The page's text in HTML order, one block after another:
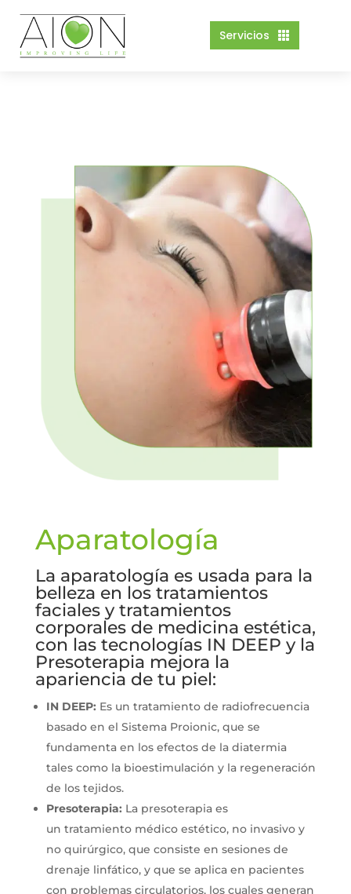

Servicios
Aparatología
La aparatología es usada para la
belleza en los tratamientos
faciales y tratamientos
corporales de medicina estética,
con las tecnologías IN DEEP y la
Presoterapia mejora la
apariencia de tu piel:
IN DEEP: Es un tratamiento de radiofrecuencia
basado en el Sistema Proionic, que se
fundamenta en los efectos de la diatermia
tales como la bioestimulación y la regeneración
de los tejidos.
Presoterapia: La presoterapia es
un tratamiento médico estético, no invasivo y
no quirúrgico, que consiste en sesiones de
drenaje linfático, y que se aplica en pacientes
con problemas circulatorios, los cuales generan